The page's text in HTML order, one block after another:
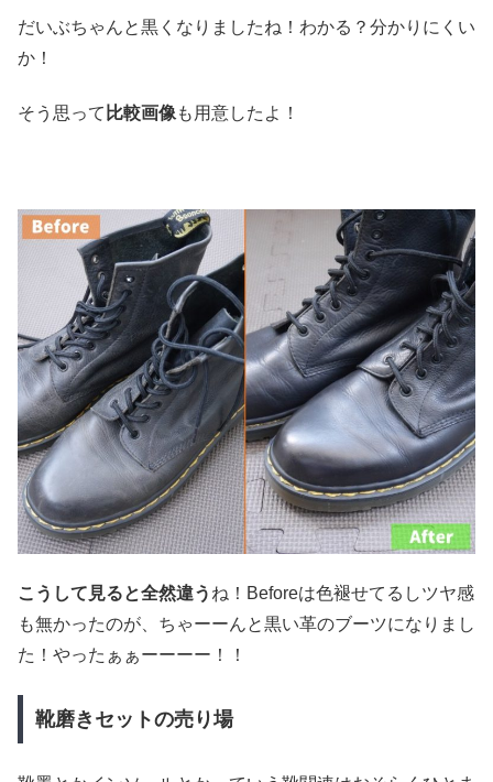
だいぶちゃんと黒くなりましたね！わかる？分かりにくい
か！
そう思って 比較画像 も用意したよ！
こうして見ると全然違う ね！Beforeは色褪せてるしツヤ感
も無かったのが、ちゃーーんと黒い革のブーツになりまし
た！やったぁぁーーーー！！
靴磨きセットの売り場